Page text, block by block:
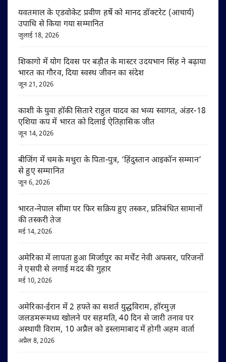
यवतमाल के एडवोकेट प्रवीण हर्षे को मानद डॉक्टरेट (आचार्य)
उपाधि से किया गया सम्मानित
जुलाई 18, 2026
शिकागो में योग दिवस पर बड़ौत के मास्टर उदयभान सिंह ने बढ़ाया
भारत का गौरव, दिया स्वस्थ जीवन का संदेश
जून 21, 2026
काशी के युवा हॉकी सितारे राहुल यादव का भव्य स्वागत, अंडर-18
एशिया कप में भारत को दिलाई ऐतिहासिक जीत
जून 14, 2026
बीजिंग में चमके मथुरा के पिता-पुत्र, ‘हिंदुस्तान आइकॉन सम्मान’
से हुए सम्मानित
जून 6, 2026
भारत-नेपाल सीमा पर फिर सक्रिय हुए तस्कर, प्रतिबंधित सामानों
की तस्करी तेज
मई 14, 2026
अमेरिका में लापता हुआ मिर्जापुर का मर्चेंट नेवी अफसर, परिजनों
ने एसपी से लगाई मदद की गुहार
मई 10, 2026
अमेरिका-ईरान में 2 हफ्ते का सशर्त युद्धविराम, हॉरमुज़
जलडमरूमध्य खोलने पर सहमति, 40 दिन से जारी तनाव पर
अस्थायी विराम, 10 अप्रैल को इस्लामाबाद में होगी अहम वार्ता
अप्रैल 8, 2026